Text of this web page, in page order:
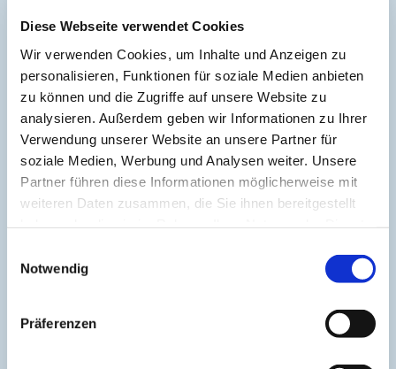
Diese Webseite verwendet Cookies
Wir verwenden Cookies, um Inhalte und Anzeigen zu
personalisieren, Funktionen für soziale Medien anbieten
zu können und die Zugriffe auf unsere Website zu
analysieren. Außerdem geben wir Informationen zu Ihrer
Verwendung unserer Website an unsere Partner für
soziale Medien, Werbung und Analysen weiter. Unsere
Partner führen diese Informationen möglicherweise mit
weiteren Daten zusammen, die Sie ihnen bereitgestellt
Notwendig
Präferenzen